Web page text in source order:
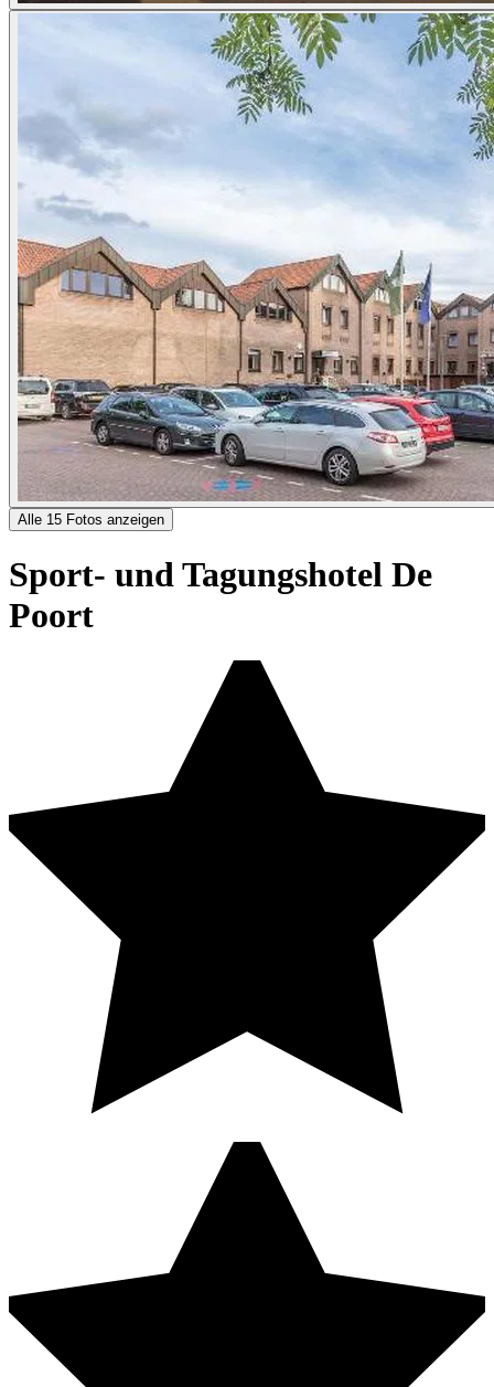
Alle 15 Fotos anzeigen
Sport- und Tagungshotel De
Poort